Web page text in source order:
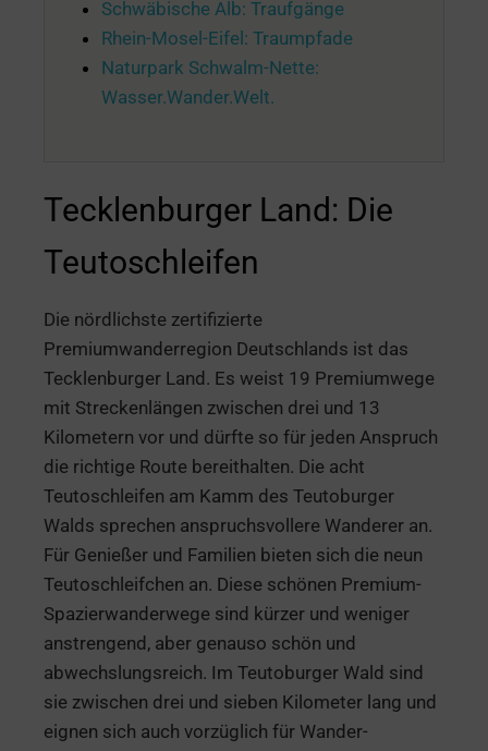
Schwäbische Alb: Traufgänge
Rhein-Mosel-Eifel: Traumpfade
Naturpark Schwalm-Nette:
Wasser.Wander.Welt.
Tecklenburger Land: Die
Teutoschleifen
Die nördlichste zertifizierte
Premiumwanderregion Deutschlands ist das
Tecklenburger Land. Es weist 19 Premiumwege
mit Streckenlängen zwischen drei und 13
Kilometern vor und dürfte so für jeden Anspruch
die richtige Route bereithalten. Die acht
Teutoschleifen am Kamm des Teutoburger
Walds sprechen anspruchsvollere Wanderer an.
Für Genießer und Familien bieten sich die neun
Teutoschleifchen an. Diese schönen Premium-
Spazierwanderwege sind kürzer und weniger
anstrengend, aber genauso schön und
abwechslungsreich. Im Teutoburger Wald sind
sie zwischen drei und sieben Kilometer lang und
eignen sich auch vorzüglich für Wander-